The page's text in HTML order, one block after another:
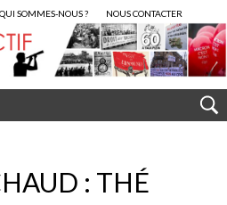
QUI SOMMES-NOUS ? NOUS CONTACTER
: THÉ